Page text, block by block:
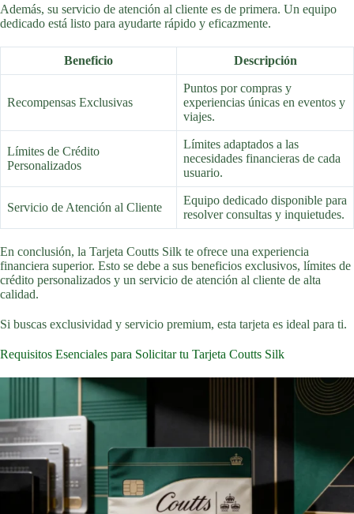
Además, su servicio de atención al cliente es de primera. Un equipo
dedicado está listo para ayudarte rápido y eficazmente.
Beneficio Descripción
Recompensas Exclusivas
Puntos por compras y
experiencias únicas en eventos y
viajes.
Límites de Crédito
Personalizados
Límites adaptados a las
necesidades financieras de cada
usuario.
Servicio de Atención al Cliente
Equipo dedicado disponible para
resolver consultas y inquietudes.
En conclusión, la Tarjeta Coutts Silk te ofrece una experiencia
financiera superior. Esto se debe a sus beneficios exclusivos, límites de
crédito personalizados y un servicio de atención al cliente de alta
calidad.
Si buscas exclusividad y servicio premium, esta tarjeta es ideal para ti.
Requisitos Esenciales para Solicitar tu Tarjeta Coutts Silk